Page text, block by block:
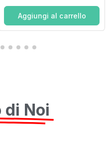
Aggiungi al carrello
di Noi